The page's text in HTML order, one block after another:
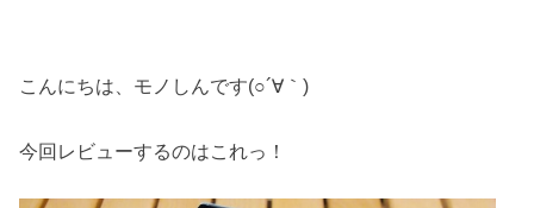
こんにちは、モノしんです(○´∀｀)
今回レビューするのはこれっ！